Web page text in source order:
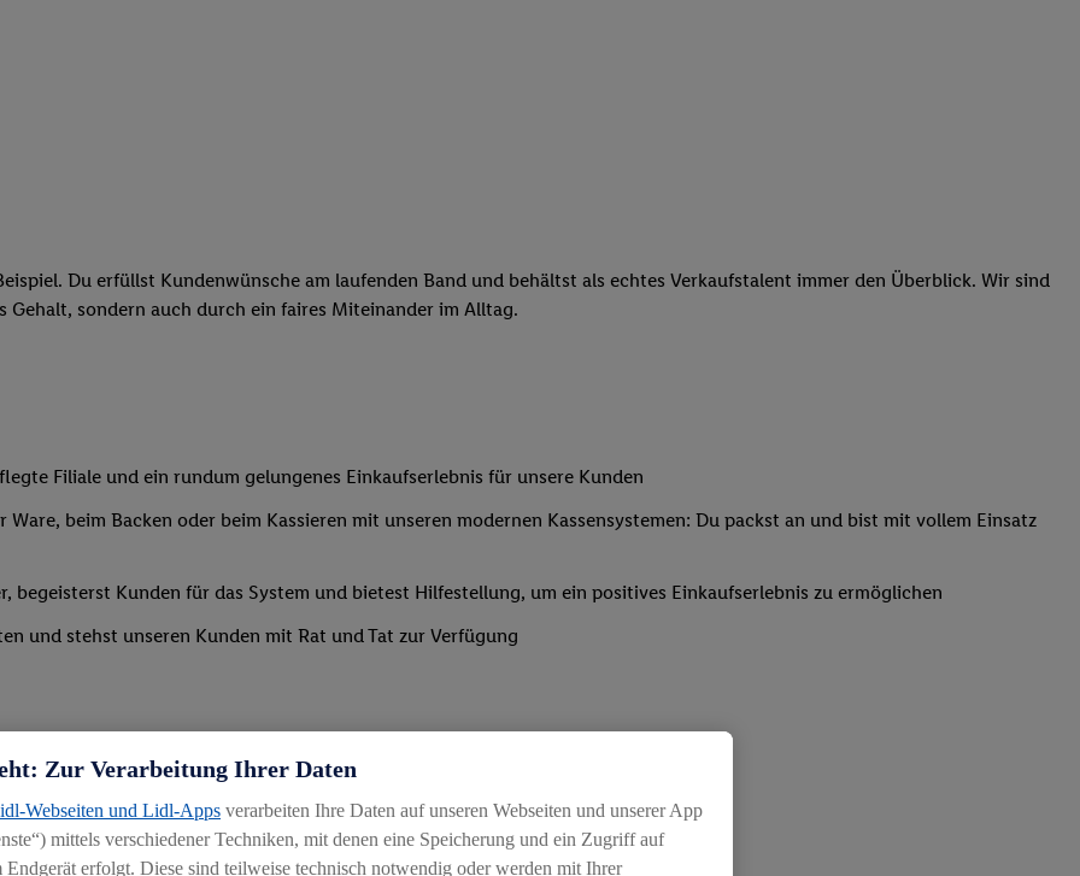
Du erfüllst Kundenwünsche am laufenden Band und behältst als echtes Verkaufstalent immer den Überblick. Wir sind
sondern auch durch ein faires Miteinander im Alltag.
Filiale und ein rundum gelungenes Einkaufserlebnis für unsere Kunden
beim Backen oder beim Kassieren mit unseren modernen Kassensystemen: Du packst an und bist mit vollem Einsatz
begeisterst Kunden für das System und bietest Hilfestellung, um ein positives Einkaufserlebnis zu ermöglichen
und stehst unseren Kunden mit Rat und Tat zur Verfügung
Zur Verarbeitung Ihrer Daten
Webseiten und Lidl-Apps verarbeiten Ihre Daten auf unseren Webseiten und unserer App
mittels verschiedener Techniken, mit denen eine Speicherung und ein Zugriff auf
erfolgt. Diese sind teilweise technisch notwendig oder werden mit Ihrer